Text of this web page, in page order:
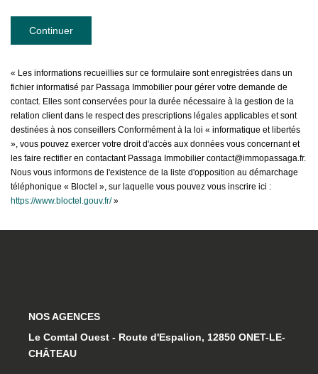
Continuer
« Les informations recueillies sur ce formulaire sont enregistrées dans un
fichier informatisé par Passaga Immobilier pour gérer votre demande de
contact. Elles sont conservées pour la durée nécessaire à la gestion de la
relation client dans le respect des prescriptions légales applicables et sont
destinées à nos conseillers Conformément à la loi « informatique et libertés
», vous pouvez exercer votre droit d'accès aux données vous concernant et
les faire rectifier en contactant Passaga Immobilier contact@immopassaga.fr.
Nous vous informons de l'existence de la liste d'opposition au démarchage
téléphonique « Bloctel », sur laquelle vous pouvez vous inscrire ici :
https://www.bloctel.gouv.fr/»
NOS AGENCES
Le Comtal Ouest - Route d'Espalion, 12850 ONET-LE-
CHÂTEAU